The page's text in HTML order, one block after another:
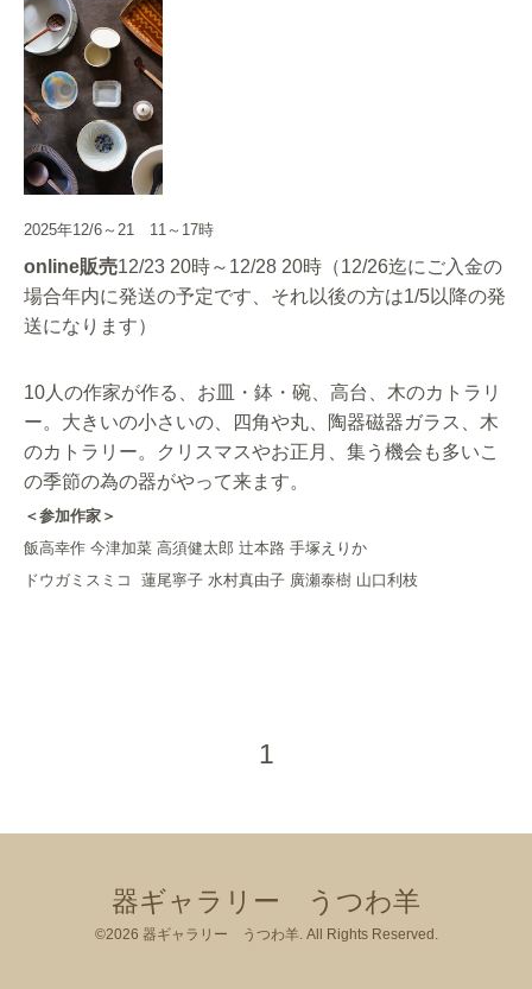
2025年12/6～21 11～17時
online販売12/23 20時～12/28 20時（12/26迄にご入金の
場合年内に発送の予定です、それ以後の方は1/5以降の発
送になります）
10人の作家が作る、お皿・鉢・碗、高台、木のカトラリ
ー。大きいの小さいの、四角や丸、陶器磁器ガラス、木
のカトラリー。クリスマスやお正月、集う機会も多いこ
の季節の為の器がやって来ます。
＜参加作家＞
飯高幸作 今津加菜 高須健太郎 辻本路 手塚えりか
ドウガミスミコ 蓮尾寧子 水村真由子 廣瀬泰樹 山口利枝
1
器ギャラリー うつわ羊
©2026 器ギャラリー うつわ羊. All Rights Reserved.